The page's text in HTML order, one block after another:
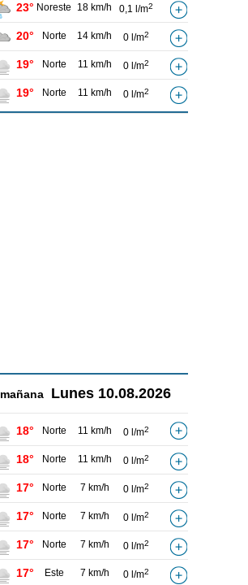
23° Noreste 18 km/h 0,1 l/m2
20° Norte 14 km/h 0 l/m2
19° Norte 11 km/h 0 l/m2
19° Norte 11 km/h 0 l/m2
mañana Lunes 10.08.2026
18° Norte 11 km/h 0 l/m2
18° Norte 11 km/h 0 l/m2
17° Norte 7 km/h 0 l/m2
17° Norte 7 km/h 0 l/m2
17° Norte 7 km/h 0 l/m2
17° Este 7 km/h 0 l/m2